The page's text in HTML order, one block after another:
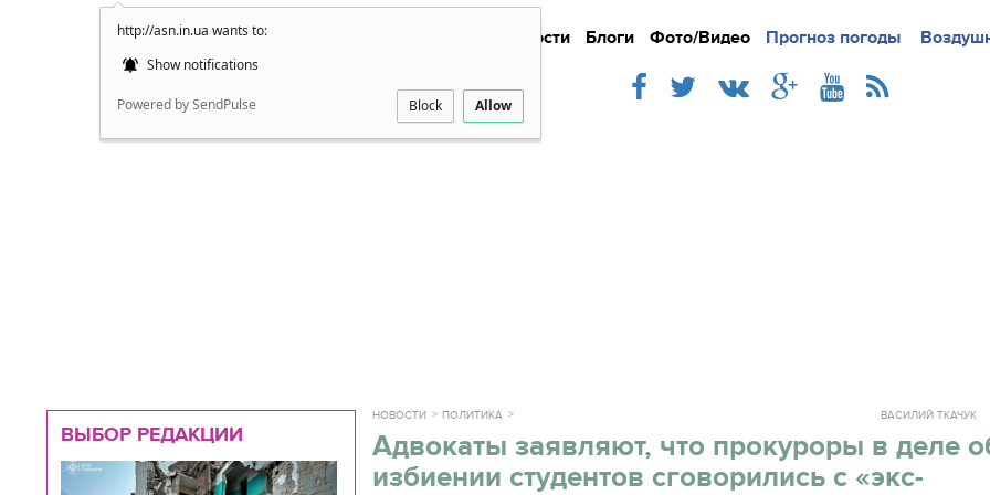
http://asn.in.ua wants to:
Show notifications
Powered by SendPulse Block Allow
Новости Блоги Фото/Видео Прогноз погоды
Подробно Новости
ВЫБОР РЕДАКЦИИ
НОВОСТИ ПОЛИТИКА ВАСИЛИЙ ТКАЧУК
Адвокаты заявляют, что прокуроры в деле
избиении студентов сговорились с «экс-